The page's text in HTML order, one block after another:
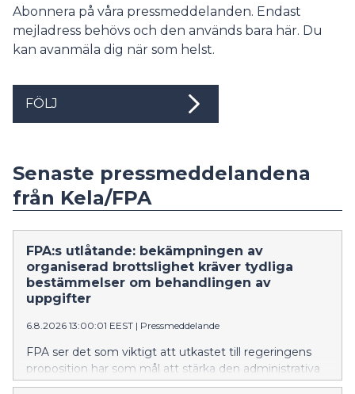
Abonnera på våra pressmeddelanden. Endast
mejladress behövs och den används bara här. Du
kan avanmäla dig när som helst.
FÖLJ
Senaste pressmeddelandena
från Kela/FPA
FPA:s utlåtande: bekämpningen av
organiserad brottslighet kräver tydliga
bestämmelser om behandlingen av
uppgifter
6.8.2026 13:00:01 EEST | Pressmeddelande
FPA ser det som viktigt att utkastet till regeringens
proposition har som mål att stärka den administrativa
bekämpningen av organiserad brottslighet och